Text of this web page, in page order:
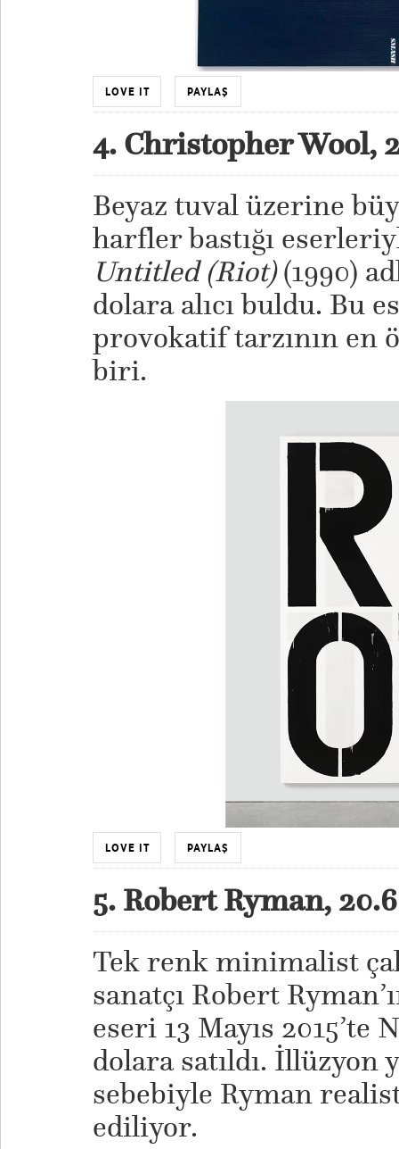
LOVE IT PAYLAŞ
4. Christopher Wool,
Beyaz tuval üzerine
harfler bastığı
Untitled (Riot)(1990)
dolara alıcı buldu. Bu
provokatif tarzının en
biri.
LOVE IT PAYLAŞ
5. Robert Ryman,
Tek renk minimalist
sanatçı Robert
eseri 13 Mayıs 2015’te
dolara satıldı. İllüzyon
sebebiyle Ryman
ediliyor.